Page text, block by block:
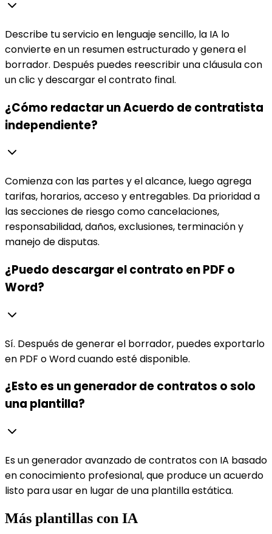
Describe tu servicio en lenguaje sencillo, la IA lo
convierte en un resumen estructurado y genera el
borrador. Después puedes reescribir una cláusula con
un clic y descargar el contrato final.
¿Cómo redactar un Acuerdo de contratista
independiente?
Comienza con las partes y el alcance, luego agrega
tarifas, horarios, acceso y entregables. Da prioridad a
las secciones de riesgo como cancelaciones,
responsabilidad, daños, exclusiones, terminación y
manejo de disputas.
¿Puedo descargar el contrato en PDF o
Word?
Sí. Después de generar el borrador, puedes exportarlo
en PDF o Word cuando esté disponible.
¿Esto es un generador de contratos o solo
una plantilla?
Es un generador avanzado de contratos con IA basado
en conocimiento profesional, que produce un acuerdo
listo para usar en lugar de una plantilla estática.
Más plantillas con IA